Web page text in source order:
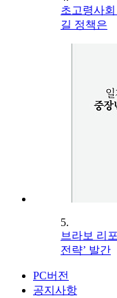
초고령사
길 정책은
5.
브라보 리
전략’ 발간
PC버전
공지사항